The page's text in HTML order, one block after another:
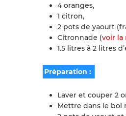
4 oranges,
1 citron,
2 pots de yaourt
Citronnade (voir la
1.5 litres à 2 litres
Préparation :
Laver et couper 2
Mettre dans le bol